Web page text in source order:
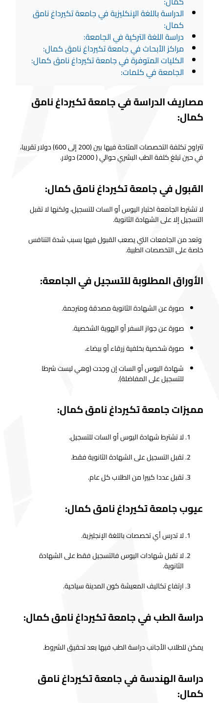
الدراسة باللغة الإنكليزية في جامعة تكيرداغ نامق
كمال:
دراسة اللغة التركية في الجامعة:
مراكز الأبحاث في جامعة تكيرداغ نامق كمال:
الكليات المتوفرة في جامعة تكيرداغ نامق كمال:
الجامعة في كلمات:
مصاريف الدراسة في جامعة تكيرداغ نامق
كمال:
تتراوح تكلفة التخصصات المتاحة فيها بين (200 إلى 600) دولار تقريبا،
في حين تبلغ كلفة الطب البشري حوالي ( 2000) دولار.
القبول في جامعة تكيرداغ نامق كمال:
لا تشترط الجامعة اختبار اليوس أو السات للتسجيل، ولكنها لا تقبل
التسجيل إلا على الشهادة الثانوية.
وتعد من الجامعات التي يصعب القبول فيها بسبب شدة التنافس
خاصة على التخصصات الطبية.
الأوراق المطلوبة للتسجيل في الجامعة:
صورة عن الشهادة الثانوية مصدقة ومترجمة.
صورة عن جواز السفر أو الهوية الشخصية.
صورة شخصية بخلفية زرقاء أو بيضاء.
شهادة اليوس أو السات إن وجدت (وهي ليست شرطا
للتسجيل على المفاضلة).
مميزات جامعة تكيرداغ نامق كمال:
لا تشترط شهادة اليوس أو السات للتسجيل.
تقبل التسجيل على الشهادة الثانوية فقط.
تقبل عددا كبيرا من الطلاب كل عام.
عيوب جامعة تكيرداغ نامق كمال:
لا تدرس أي تخصصات باللغة الإنجليزية.
لا تقبل شهادات اليوس فالتسجيل فقط على الشهادة
الثانوية.
ارتفاع تكاليف المعيشة كون المدينة سياحية.
دراسة الطب في جامعة تكيرداغ نامق كمال:
يمكن للطلاب الأجانب دراسة الطب فيها بعد تحقيق الشروط.
دراسة الهندسة في جامعة تكيرداغ نامق
كمال: